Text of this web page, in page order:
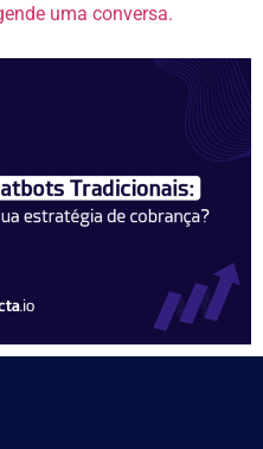
uma conversa.